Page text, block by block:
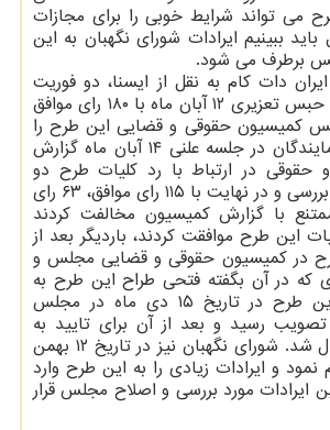
می تواند شرایط خوبی را برای مجازات
باید ببینیم ایرادات شورای نگهبان به این
برطرف می شود.
دات كام به نقل از ایسنا، دو فوریت
طرح تقلیل مجازات حبس تعزیری ۱۲ آبان ماه با ۱۸۰ رای موافق
كمیسیون حقوقی و قضایی این طرح را
رد كردند، سپس نمایندگان در جلسه علنی ۱۴ آبان ماه گزارش
حقوقی در ارتباط با رد كلیات طرح دو
فوریتی این طرح را بررسی و در نهایت با ۱۱۵ رای موافق، ۶۳ رای
۹ رای ممتنع با گزارش كمیسیون مخالفت كردند
این طرح موافقت كردند، باردیگر بعد از
در كمیسیون حقوقی و قضایی مجلس و
كه در آن بگفته فتحی طراح این طرح به
وجود آمده بود، این طرح در تاریخ ۱۵ دی ماه در مجلس
رسید و بعد از آن برای تایید به
شورای نگهبان ارسال شد. شورای نگهبان نیز در تاریخ ۱۲ بهمن
نمود و ایرادات زیادی را به این طرح وارد
ایرادات مورد بررسی و اصلاح مجلس قرار